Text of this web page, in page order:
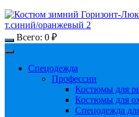
Всего: 0 ₽
Спецодежда
Профессии
Костюмы для
Костюмы для
Спецодежда